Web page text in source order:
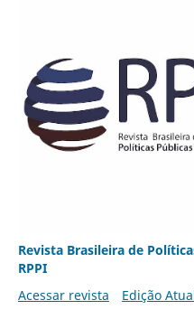
Revista Brasileira de
RPPI
Acessar revista
Edição